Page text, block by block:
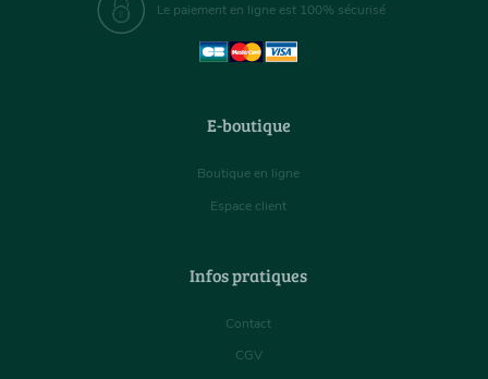
Le paiement en ligne est 100% sécurisé
E-boutique
Boutique en ligne
Espace client
Infos pratiques
Contact
CGV